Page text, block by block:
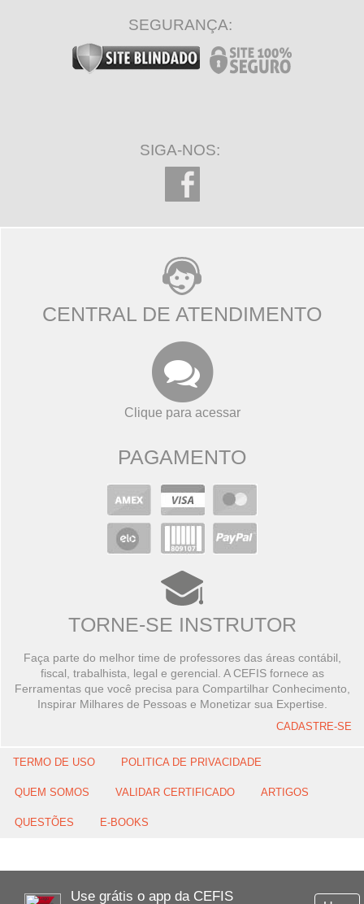
Use grátis o app da CEFIS
SEGURANÇA:
SIGA-NOS:
CENTRAL DE ATENDIMENTO
Clique para acessar
PAGAMENTO
TORNE-SE INSTRUTOR
Faça parte do melhor time de professores das áreas contábil,
fiscal, trabalhista, legal e gerencial. A CEFIS fornece as
Ferramentas que você precisa para Compartilhar Conhecimento,
Inspirar Milhares de Pessoas e Monetizar sua Expertise.
CADASTRE-SE
TERMO DE USO POLITICA DE PRIVACIDADE
QUEM SOMOS VALIDAR CERTIFICADO ARTIGOS
QUESTÕES E-BOOKS